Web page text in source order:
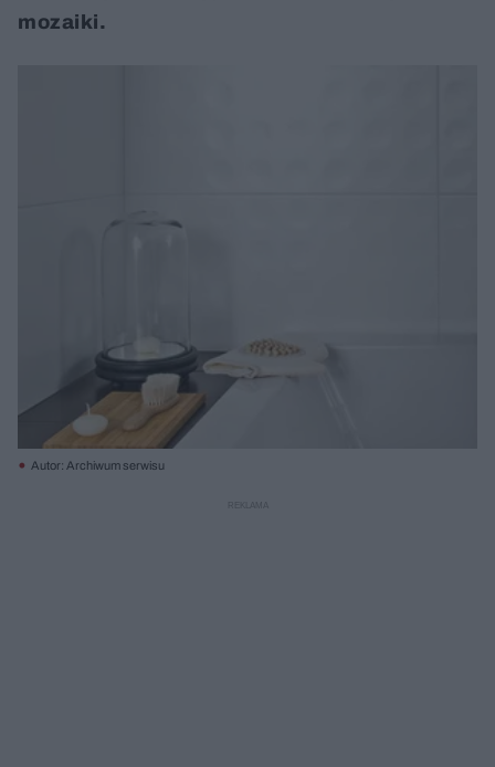
mozaiki.
Autor: Archiwum serwisu